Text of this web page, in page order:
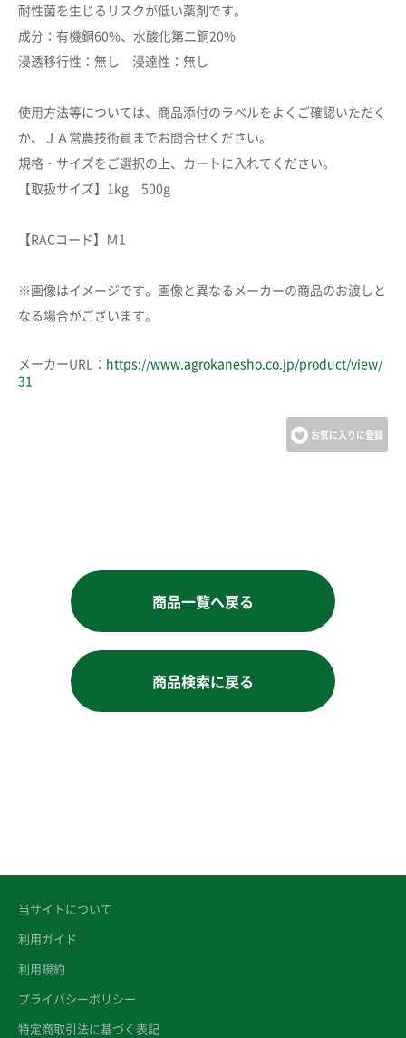
カートに追加しました。
お買い物を続ける
耐性菌を生じるリスクが低い薬剤です。
成分：有機銅60%、水酸化第二銅20%
浸透移行性：無し 浸達性：無し
使用方法等については、商品添付のラベルをよくご確認いただく
か、ＪＡ営農技術員までお問合せください。
規格・サイズをご選択の上、カートに入れてください。
【取扱サイズ】1kg 500g
【RACコード】Ｍ1
※画像はイメージです。画像と異なるメーカーの商品のお渡しと
なる場合がございます。
メーカーURL： https://www.agrokanesho.co.jp/product/view/
31
お気に入りに登録
商品一覧へ戻る
商品検索に戻る
当サイトについて
利用ガイド
利用規約
プライバシーポリシー
特定商取引法に基づく表記